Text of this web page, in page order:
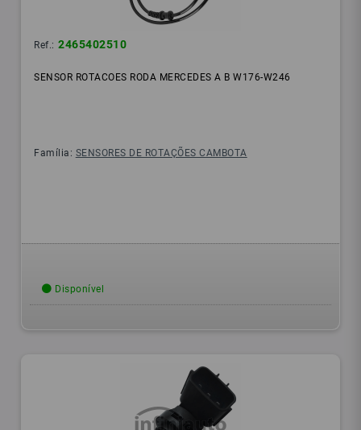
Ref.: 2465402510
SENSOR ROTACOES RODA MERCEDES A B W176-W246
Família: SENSORES DE ROTAÇÕES CAMBOTA
Disponível